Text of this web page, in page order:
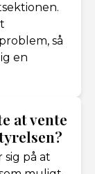
så
en
at vente
på at